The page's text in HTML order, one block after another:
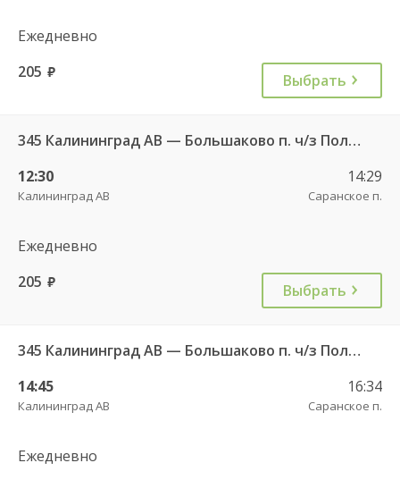
Ежедневно
205 руб. Выбрать
345 Калининград АВ — Большаково п. ч/з Полесск г.
12:30
Калининград АВ
14:29
Саранское п.
Ежедневно
205 руб. Выбрать
345 Калининград АВ — Большаково п. ч/з Полесск г.
14:45
Калининград АВ
16:34
Саранское п.
Ежедневно